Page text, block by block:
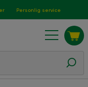
Personlig service